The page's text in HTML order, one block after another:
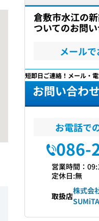
倉敷市水江の
ついてのお問
メール
最短即日ご連絡！メール・
お問い合わせ
お電話で
086-
営業時間：
定休日:無
取扱店
株式会